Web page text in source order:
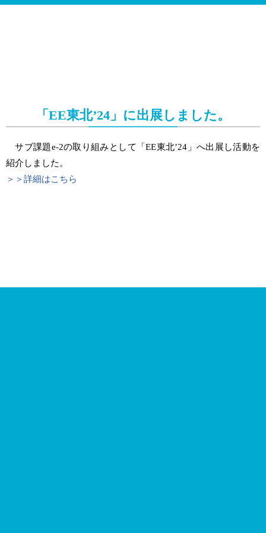
「EE東北’24」に出展しました。
サブ課題e-2の取り組みとして「EE東北’24」へ出展し活動を
紹介しました。
＞＞詳細はこちら